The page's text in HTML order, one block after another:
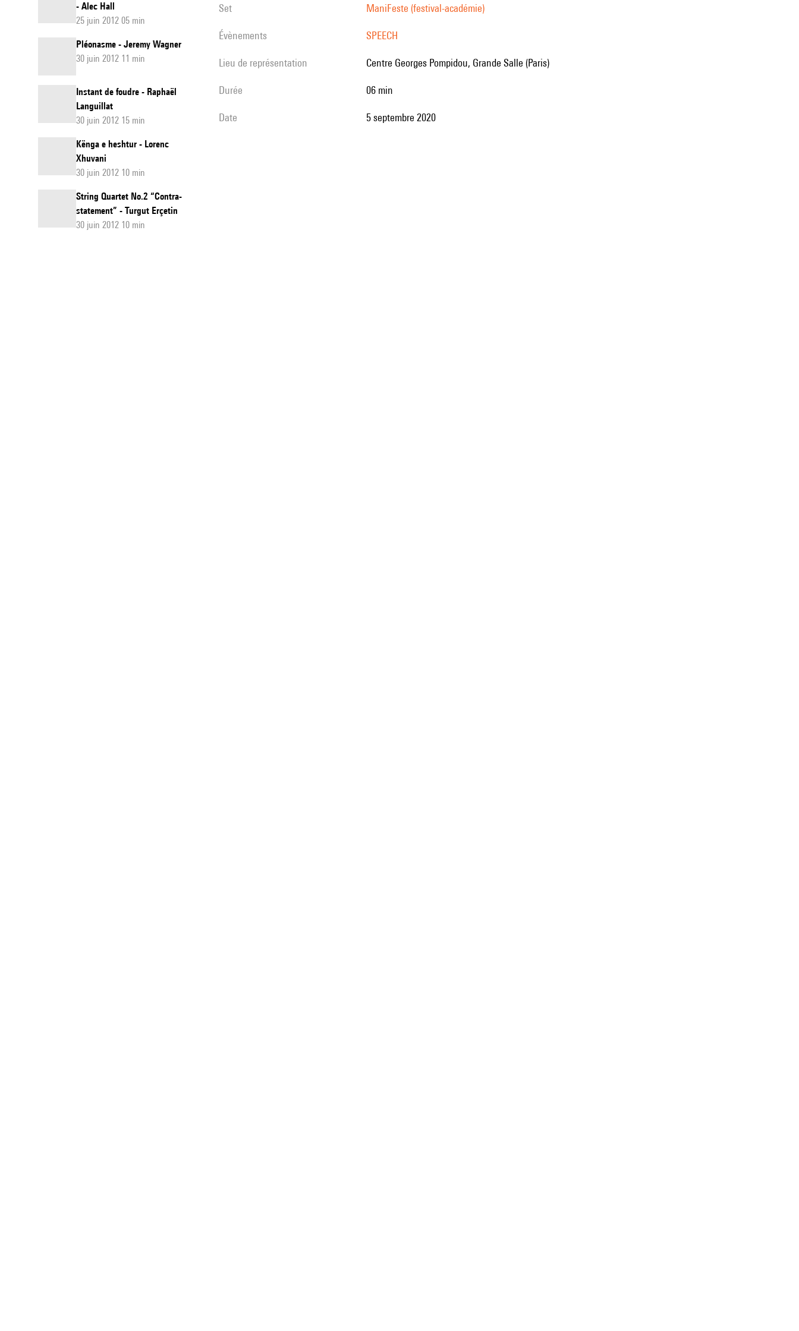
- Alec Hall
25 juin 2012 05 min
Pléonasme - Jeremy Wagner
30 juin 2012 11 min
Instant de foudre - Raphaël
Languillat
30 juin 2012 15 min
Kënga e heshtur - Lorenc
Xhuvani
30 juin 2012 10 min
String Quartet No.2 “Contra-
statement” - Turgut Erçetin
30 juin 2012 10 min
set ManiFeste (festival-académie)
évènements SPEECH
Lieu de représentation Centre Georges Pompidou, Grande Salle (Paris)
durée 06 min
date 5 septembre 2020